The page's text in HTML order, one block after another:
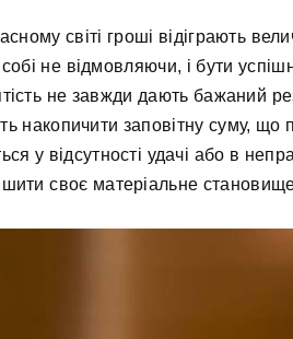
світі гроші відіграють
не відмовляючи, і бути
не завжди дають бажаний
накопичити заповітну суму, що
у відсутності удачі або в
своє матеріальне